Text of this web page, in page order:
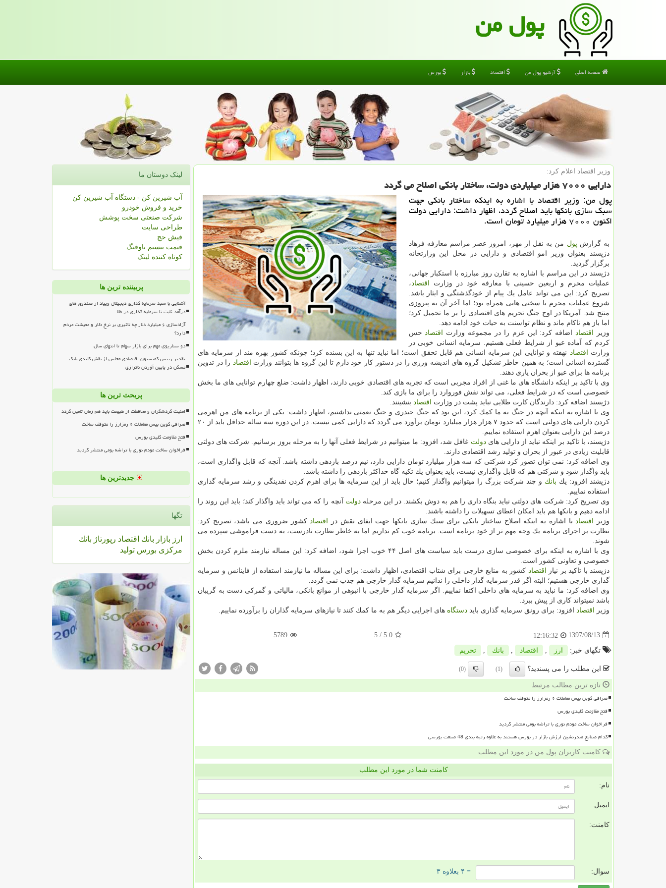
پول من
صفحه اصلی آرشیو پول من اقتصاد بازار بورس
وزیر اقتصاد اعلام كرد:
دارایی ۷۰۰۰ هزار میلیاردی دولت، ساختار بانكی اصلاح می گردد
پول من: وزیر اقتصاد با اشاره به اینكه ساختار بانكی جهت
سبك سازی بانكها باید اصلاح گردد، اظهار داشت: دارایی دولت
اكنون ۷۰۰۰ هزار میلیارد تومان است.
به گزارش پول من به نقل از مهر، امروز عصر مراسم معارفه فرهاد
دژپسند بعنوان وزیر امو اقتصادی و دارایی در محل این وزارتخانه
برگزار گردید.
دژپسند در این مراسم با اشاره به تقارن روز مبارزه با استكبار جهانی،
عملیات محرم و اربعین حسینی با معارفه خود در وزارت
اقتصاد،
تصریح كرد: این می تواند عامل یك پیام از خودگذشتگی و ایثار باشد.
شروع عملیات محرم با سختی هایی همراه بود؛ اما آخر آن به پیروزی
منتج شد. آمریكا در اوج جنگ تحریم های اقتصادی را بر ما تحمیل كرد؛
اما باز هم ناكام ماند و نظام تواسنت به حیات خود ادامه دهد.
وزیر
اقتصاداضافه كرد: این عزم را در مجموعه وزارت اقتصادحس
كردم كه آماده عبو از شرایط فعلی هستیم. سرمایه انسانی خوبی در
وزارت
اقتصاد نهفته و توانایی این سرمایه انسانی هم قابل تحقق است؛ اما نباید تنها به این بسنده كرد؛ چونكه كشور بهره مند از سرمایه های
گسترده انسانی است؛ به همین خاطر تشكیل گروه های اندیشه ورزی را در دستور كار خود دارم تا این گروه ها بتوانند وزارت
اقتصاد را در تدوین
برنامه ها برای عبو از بحران یاری دهند.
وی با تاكید بر اینكه دانشگاه های ما غنی از افراد مجربی است كه تجربه های اقتصادی خوبی دارند، اظهار داشت: ضلع چهارم توانایی های ما بخش
خصوصی است كه در شرایط فعلی، می تواند نقش فوروارد را برای ما بازی كند.
دژپسند اضافه كرد: دارندگان كارت طلایی نباید پشت در وزارت
اقتصاد بنشینند.
وی با اشاره به اینكه آنچه در جنگ به ما كمك كرد، این بود كه جنگ حیدری و جنگ نعمتی نداشتیم، اظهار داشت: یكی از برنامه های من اهرمی
كردن دارایی های دولتی است كه حدود ۷ هزار هزار میلیارد تومان برآورد می گردد كه دارایی كمی نیست. در این دوره سه ساله حداقل باید از ۲۰
درصد این دارایی بعنوان اهرم استفاده نماییم.
دژپسند، با تاكید بر اینكه نباید از دارایی هایدولت غافل شد، افزود: ما میتوانیم در شرایط فعلی آنها را به مرحله بروز برسانیم. شركت های دولتی
قابلیت زیادی در عبور از بحران و تولید رشد اقتصادی دارند.
وی اضافه كرد: نمی توان تصور كرد شركتی كه سه هزار میلیارد تومان دارایی دارد، نیم درصد بازدهی داشته باشد. آنچه كه قابل واگذاری است،
باید واگذار شود و شركتی هم كه قابل واگذاری نیست، باید بعنوان یك تكیه گاه حداكثر بازدهی را داشته باشد.
دژپشند افزود: یك بانك و چند شركت بزرگ را میتوانیم واگذار كنیم؛ حال باید از این سرمایه ها برای اهرم كردن نقدینگی و رشد سرمایه گذاری
استفاده نماییم.
وی تصریح كرد: شركت های دولتی نباید بنگاه داری را هم به دوش بكشند. در این مرحلهدولت آنچه را كه می تواند باید واگذار كند؛ باید این روند را
ادامه دهیم و بانكها هم باید امكان اعطای تسهیلات را داشته باشند.
وزیر
اقتصادبا اشاره به اینكه اصلاح ساختار بانكی برای سبك سازی بانكها جهت ایفای نقش در اقتصادكشور ضروری می باشد، تصریح كرد:
نظارت بر اجرای برنامه یك وجه مهم تر از خود برنامه است. برنامه خوب كم نداریم اما به خاطر نظارت نادرست، به دست فراموشی سپرده می
شوند.
وی با اشاره به اینكه برای خصوصی سازی درست باید سیاست های اصل ۴۴ خوب اجرا شود، اضافه كرد: این مساله نیازمند ملزم كردن بخش
خصوصی و تعاونی كشور است.
دژپسند با تاكید بر نیاز
اقتصاد كشور به منابع خارجی برای شتاب اقتصادی، اظهار داشت: برای این مساله ما نیازمند استفاده از فاینانس و سرمایه
گذاری خارجی هستیم؛ البته اگر قدر سرمایه گذار داخلی را ندانیم سرمایه گذار خارجی هم جذب نمی گردد.
وی اضافه كرد: ما نباید به سرمایه های داخلی اكتفا نماییم. اگر سرمایه گذار خارجی با انبوهی از موانع بانكی، مالیاتی و گمركی دست به گریبان
باشد نمیتواند كاری از پیش ببرد.
وزیر
اقتصاد افزود: برای رونق سرمایه گذاری باید دستگاه های اجرایی دیگر هم به ما كمك كنند تا نیازهای سرمایه گذاران را برآورده نماییم.
1397/08/13
12:16:32
5.0
/ 5
5789
تگهای خبر: ارز اقتصاد بانك تحریم
این مطلب را می پسندید؟ (1)
(0)
تازه ترین مطالب مرتبط
صرافی کوین بیس معاملات ۶ رمزارز را متوقف ساخت
فتح مقاومت کلیدی بورس
فراخوان ساخت مودم نوری با تراشه بومی منتشر گردید
کدام صنایع صدرنشین ارزش بازار در بورس هستند به علاوه رتبه بندی 48 صنعت بورسی
کامنت کاربران پول من در مورد این مطلب
کامنت شما در مورد این مطلب
نام:
ایمیل:
کامنت:
سوال: = ۴ بعلاوه ۳
لینک دوستان ما
آب شیرین کن - دستگاه آب شیرین کن
خرید و فروش خودرو
شرکت صنعتی سخت پوشش
طراحی سایت
فیش حج
قیمت بیسیم باوفنگ
کوتاه کننده لینک
پربیننده ترین ها
آشنایی با سبد سرمایه گذاری دیجیتال ویپاد از صندوق های
درآمد ثابت تا سرمایه گذاری در طلا
آزادسازی ۶ میلیارد دلار چه تاثیری بر نرخ دلار و معیشت مردم
دارد؟
دو سناریوی مهم برای بازار سهام تا انتهای سال
تقدیر رییس کمیسیون اقتصادی مجلس از نقش کلیدی بانک
مسکن در پایین آوردن ناترازی
پربحث ترین ها
امنیت گردشگران و محافظت از طبیعت باید هم زمان تامین گردد
صرافی کوین بیس معاملات ۶ رمزارز را متوقف ساخت
فتح مقاومت کلیدی بورس
فراخوان ساخت مودم نوری با تراشه بومی منتشر گردید
جدیدترین ها
تگها
ارز بازار بانك اقتصاد رپورتاژ بانك
مركزی بورس تولید